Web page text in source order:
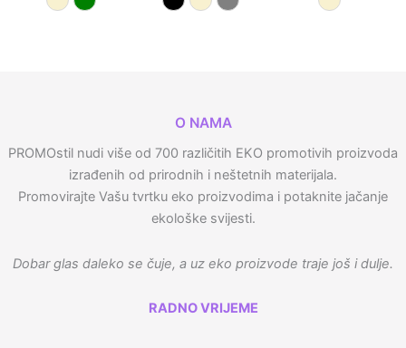
PrirodnaZelena CrnaPrirodna
Siva Prirodna
O NAMA
PROMOstil nudi više od 700 različitih EKO promotivih proizvoda
izrađenih od prirodnih i neštetnih materijala.
Promovirajte Vašu tvrtku eko proizvodima i potaknite jačanje
ekološke svijesti.
Dobar glas daleko se čuje, a uz eko proizvode traje još i dulje.
RADNO VRIJEME